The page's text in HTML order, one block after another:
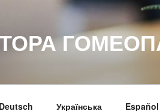
Deutsch Українська Español